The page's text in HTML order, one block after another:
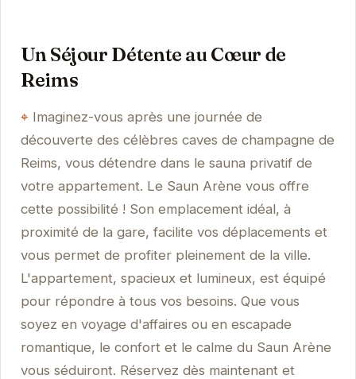
Un Séjour Détente au Cœur de
Reims
Imaginez-vous après une journée de
découverte des célèbres caves de champagne de
Reims, vous détendre dans le sauna privatif de
votre appartement. Le Saun Arène vous offre
cette possibilité ! Son emplacement idéal, à
proximité de la gare, facilite vos déplacements et
vous permet de profiter pleinement de la ville.
L'appartement, spacieux et lumineux, est équipé
pour répondre à tous vos besoins. Que vous
soyez en voyage d'affaires ou en escapade
romantique, le confort et le calme du Saun Arène
vous séduiront. Réservez dès maintenant et